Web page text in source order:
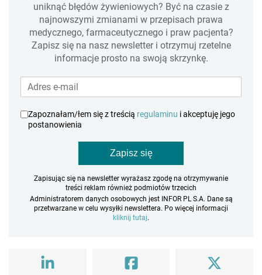
uniknąć błędów żywieniowych? Być na czasie z
najnowszymi zmianami w przepisach prawa
medycznego, farmaceutycznego i praw pacjenta?
Zapisz się na nasz newsletter i otrzymuj rzetelne
informacje prosto na swoją skrzynkę.
Zapoznałam/łem się z treścią regulaminu i akceptuję jego
postanowienia
Zapisz się
Zapisując się na newsletter wyrażasz zgodę na otrzymywanie
treści reklam również podmiotów trzecich
Administratorem danych osobowych jest INFOR PL S.A. Dane są
przetwarzane w celu wysyłki newslettera. Po więcej informacji
kliknij tutaj.